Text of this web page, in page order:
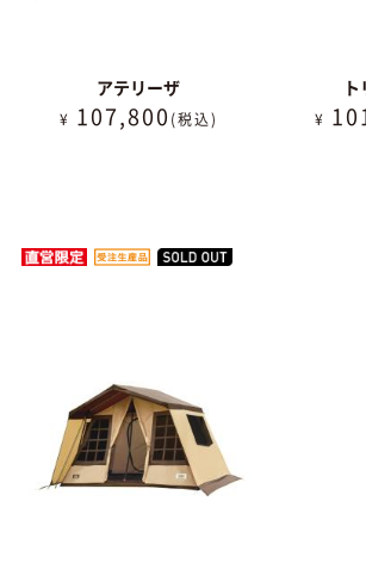
アテリーザ
¥ 107,800 (税込) ¥